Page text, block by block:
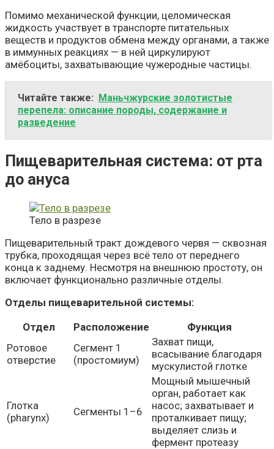
Помимо механической функции, целомическая
жидкость участвует в транспорте питательных
веществ и продуктов обмена между органами, а также
в иммунных реакциях — в ней циркулируют
амёбоциты, захватывающие чужеродные частицы.
Читайте также:
Маньчжурские золотистые
перепела: описание породы, содержание и
разведение
Пищеварительная система: от рта
до ануса
Тело в разрезе
Пищеварительный тракт дождевого червя — сквозная
трубка, проходящая через всё тело от переднего
конца к заднему. Несмотря на внешнюю простоту, он
включает функционально различные отделы.
Отделы пищеварительной системы:
Отдел
Расположение
Функция
Ротовое
отверстие
Сегмент 1
(простомиум)
Захват пищи,
всасывание благодаря
мускулистой глотке
Глотка
(pharynx)
Сегменты 1–6
Мощный мышечный
орган, работает как
насос; захватывает и
проталкивает пищу;
выделяет слизь и
фермент протеазу